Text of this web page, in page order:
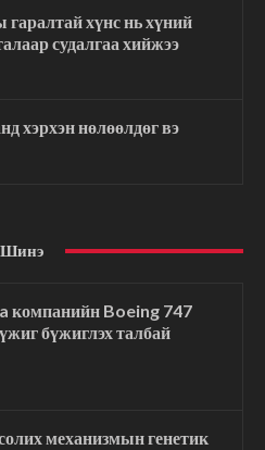
хүнс нь хүний
судалгаа хийжээ
хэрхэн нөлөөлдөг вэ
Шинэ
компанийн Boeing 747
бүжиглэх талбай
механизмын генетик